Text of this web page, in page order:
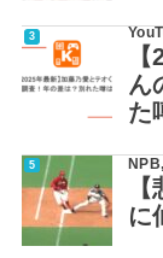
ん
た
NPB
に